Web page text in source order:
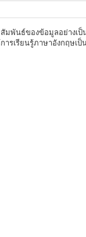
มพันธ์ของข้อมูลอย่างเ
เรียนรู้ภาษาอังกฤษเป็น